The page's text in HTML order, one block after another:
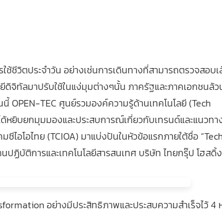
ชีวิตประจำวัน อย่างเช่นการเดินทางที่สามารถตรวจสอบ
จิทัลมาปรับใช้ในแง่มุมต่างๆนั้น ภาครัฐและภาคเอกชนล้ว
OPEN-TEC ศูนย์รวมองค์ความรู้ด้านเทคโนโลยี (Tech
หยิบยกมุมมองและประสบการณ์เกี่ยวกับเทรนด์และแนวทา
อโอไทย (TCIOA) มาแบ่งปันในหัวข้อแรกภายใต้ชื่อ
บัติการและเทคโนโลยีสารสนเทศ บริษัท ไทยกรุ๊ป โฮสดิ้
อย่างมีประสิทธิภาพและประสบความสำเร็จไว้ 4